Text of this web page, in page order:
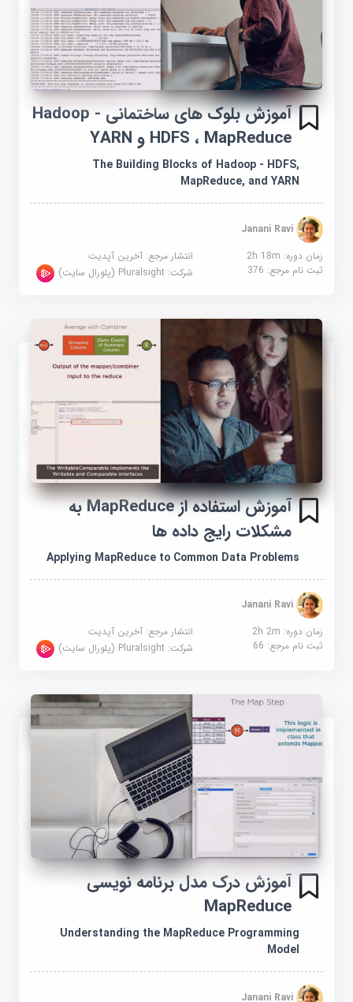
آموزش بلوک های ساختمانی Hadoop -
HDFS ، MapReduce و YARN
The Building Blocks of Hadoop - HDFS,
MapReduce, and YARN
Janani Ravi
زمان دوره: 2h 18m
انتشار مرجع:آخرین آپدیت
ثبت نام مرجع:376 شرکت:Pluralsight (پلورال سایت)
آموزش استفاده از MapReduce به
مشکلات رایج داده ها
Applying MapReduce to Common Data Problems
Janani Ravi
زمان دوره: 2h 2m
انتشار مرجع:آخرین آپدیت
ثبت نام مرجع:66 شرکت:Pluralsight (پلورال سایت)
آموزش درک مدل برنامه نویسی
MapReduce
Understanding the MapReduce Programming
Model
Janani Ravi